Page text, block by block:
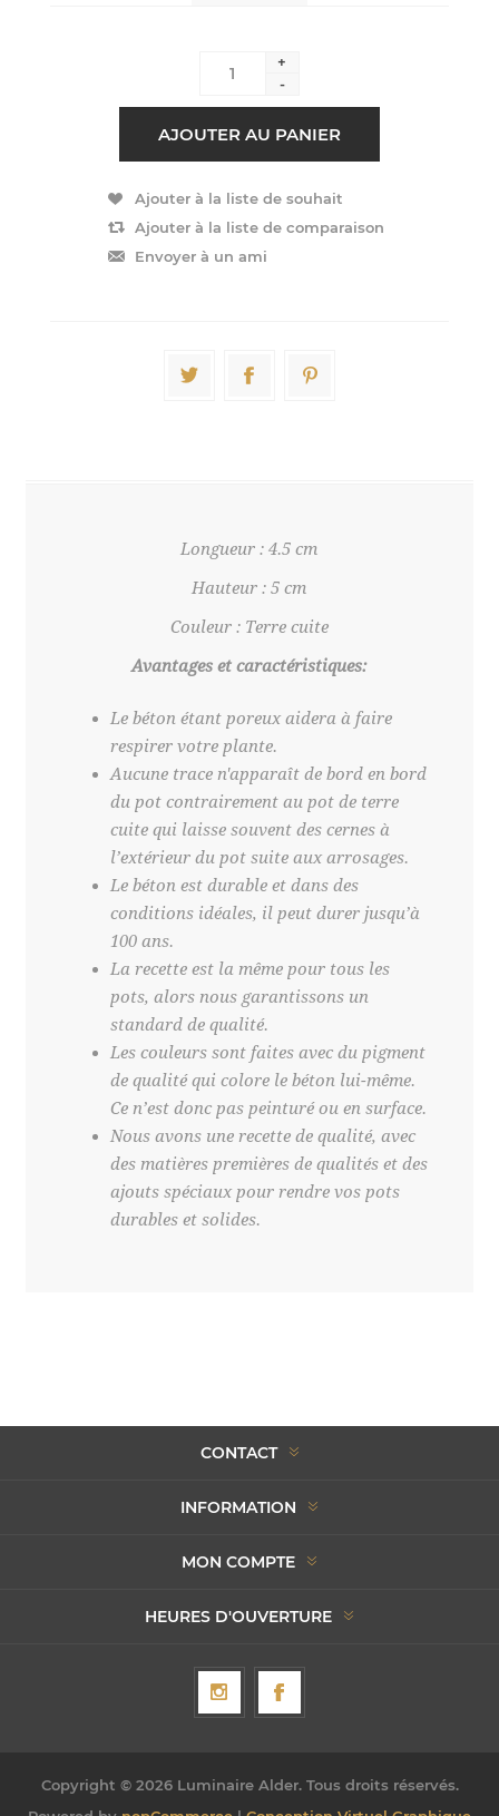
+
-
Longueur : 4.5 cm
Hauteur : 5 cm
Couleur : Terre cuite
Avantages et caractéristiques:
Le béton étant poreux aidera à faire
respirer votre plante.
Aucune trace n'apparaît de bord en bord
du pot contrairement au pot de terre
cuite qui laisse souvent des cernes à
l’extérieur du pot suite aux arrosages.
Le béton est durable et dans des
conditions idéales, il peut durer jusqu’à
100 ans.
La recette est la même pour tous les
pots, alors nous garantissons un
standard de qualité.
Les couleurs sont faites avec du pigment
de qualité qui colore le béton lui-même.
Ce n’est donc pas peinturé ou en surface.
Nous avons une recette de qualité, avec
des matières premières de qualités et des
ajouts spéciaux pour rendre vos pots
durables et solides.
CONTACT
INFORMATION
MON COMPTE
HEURES D'OUVERTURE
Copyright © 2026 Luminaire Alder. Tous droits réservés.